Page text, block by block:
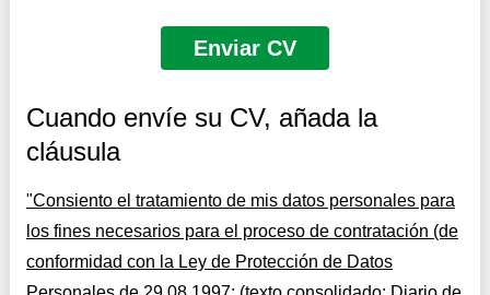
Enviar CV
Cuando envíe su CV, añada la
cláusula
"Consiento el tratamiento de mis datos personales para
los fines necesarios para el proceso de contratación (de
conformidad con la Ley de Protección de Datos